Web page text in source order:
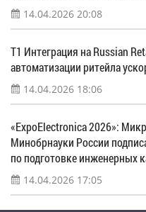
14.04.2026 20:08
Т1 Интеграция на Russian
автоматизации ритейла
14.04.2026 18:06
«ExpoElectronica 2026»:
Минобрнауки России
по подготовке инженерных
14.04.2026 17:05